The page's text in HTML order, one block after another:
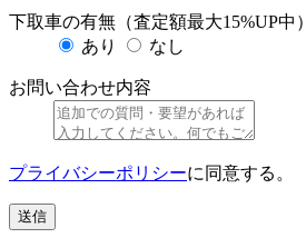
下取車の有無（査定額最大15%UP中）
あり
なし
お問い合わせ内容
プライバシーポリシーに同意する。
送信